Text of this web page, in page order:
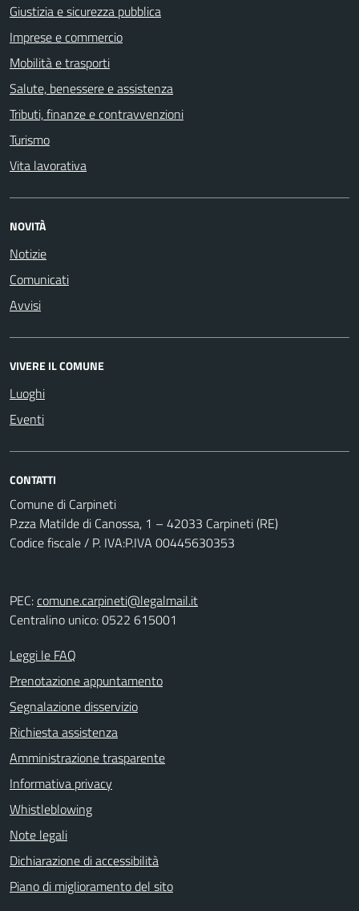
Giustizia e sicurezza pubblica
Imprese e commercio
Mobilità e trasporti
Salute, benessere e assistenza
Tributi, finanze e contravvenzioni
Turismo
Vita lavorativa
NOVITÀ
Notizie
Comunicati
Avvisi
VIVERE IL COMUNE
Luoghi
Eventi
CONTATTI
Comune di Carpineti
P.zza Matilde di Canossa, 1 – 42033 Carpineti (RE)
Codice fiscale / P. IVA:P.IVA 00445630353
PEC:comune.carpineti@legalmail.it
Centralino unico: 0522 615001
Leggi le FAQ
Prenotazione appuntamento
Segnalazione disservizio
Richiesta assistenza
Amministrazione trasparente
Informativa privacy
Whistleblowing
Note legali
Dichiarazione di accessibilità
Piano di miglioramento del sito